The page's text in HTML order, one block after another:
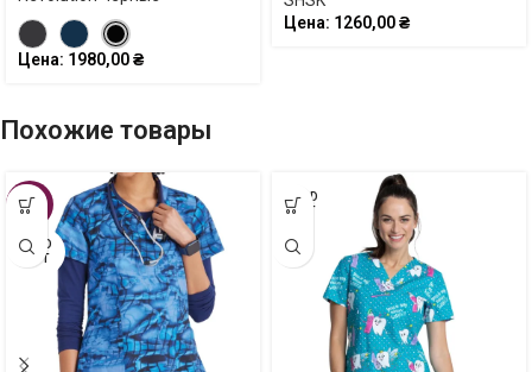
Цена: 1980,00₴
Цена: 1260,00₴
Похожие товары
-40%
SOLD
OUT
SOLD
OUT